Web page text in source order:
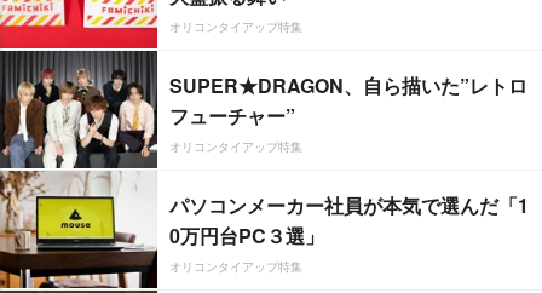
オリコンタイアップ特集
SUPER★DRAGON、自ら描いた”レトロ
フューチャー”
オリコンタイアップ特集
パソコンメーカー社員が本気で選んだ「1
0万円台PC３選」
オリコンタイアップ特集